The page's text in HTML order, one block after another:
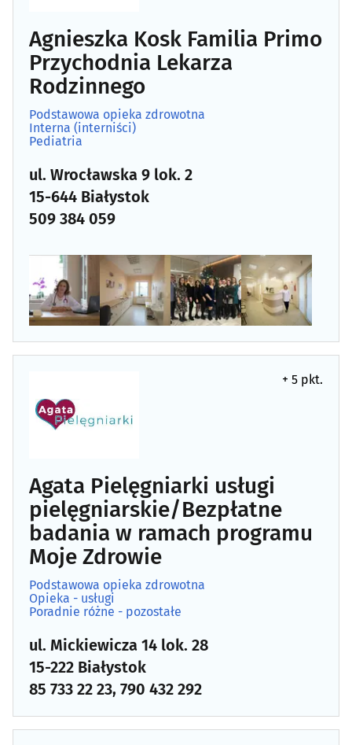
Rehabilitacja, fizjoterapia (77)
Reumatologia (11)
Sklepy zielarsko-medyczne
Stomatologia(182)
Szkoły rodzenia(5)
Szpitale(8)
Urologia(10)
Agnieszka Kosk Familia Primo
Przychodnia Lekarza
Rodzinnego
Podstawowa opieka zdrowotna
Interna (interniści)
Pediatria
ul. Wrocławska 9 lok. 2
15-644 Białystok
509 384 059
+ 5 pkt.
Agata Pielęgniarki usługi
pielęgniarskie/Bezpłatne
badania w ramach programu
Moje Zdrowie
Podstawowa opieka zdrowotna
Opieka - usługi
Poradnie różne - pozostałe
ul. Mickiewicza 14 lok. 28
15-222 Białystok
85 733 22 23, 790 432 292